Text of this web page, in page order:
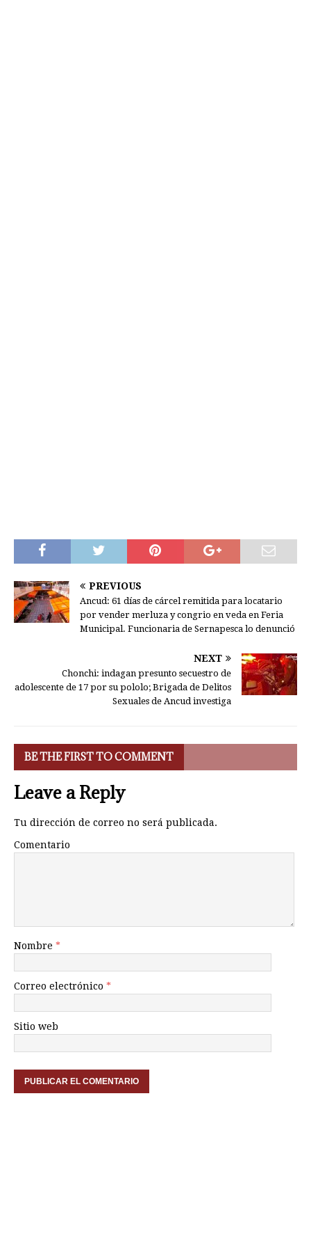
PREVIOUS
Ancud: 61 días de cárcel remitida para locatario
por vender merluza y congrio en veda en Feria
Municipal. Funcionaria de Sernapesca lo denunció
NEXT
Chonchi: indagan presunto secuestro de
adolescente de 17 por su pololo; Brigada de Delitos
Sexuales de Ancud investiga
BE THE FIRST TO COMMENT
Leave a Reply
Tu dirección de correo no será publicada.
Comentario
Nombre *
Correo electrónico *
Sitio web